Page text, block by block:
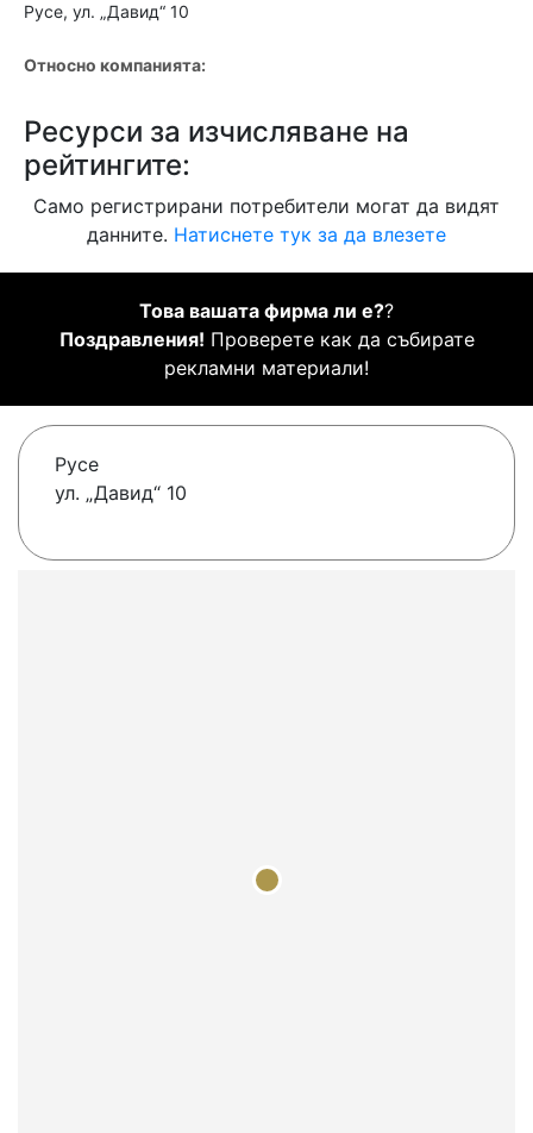
Русе, ул. „Давид“ 10
Относно компанията:
Ресурси за изчисляване на
рейтингите:
Само регистрирани потребители могат да видят
данните. Натиснете тук за да влезете
Това вашата фирма ли е??
Поздравления! Проверете как да събирате
рекламни материали!
Русе
ул. „Давид“ 10